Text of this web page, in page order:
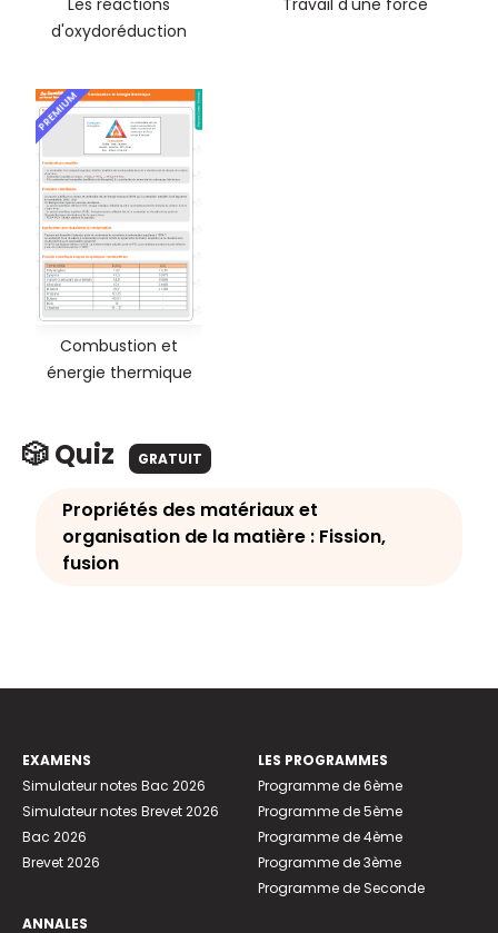
Les réactions
d'oxydoréduction
Travail d'une force
PREMIUM
Combustion et
énergie thermique
🎲 Quiz GRATUIT
Propriétés des matériaux et
organisation de la matière : Fission,
fusion
EXAMENS
Simulateur notes Bac 2026
Simulateur notes Brevet 2026
Bac 2026
Brevet 2026
ANNALES
LES PROGRAMMES
Programme de 6ème
Programme de 5ème
Programme de 4ème
Programme de 3ème
Programme de Seconde